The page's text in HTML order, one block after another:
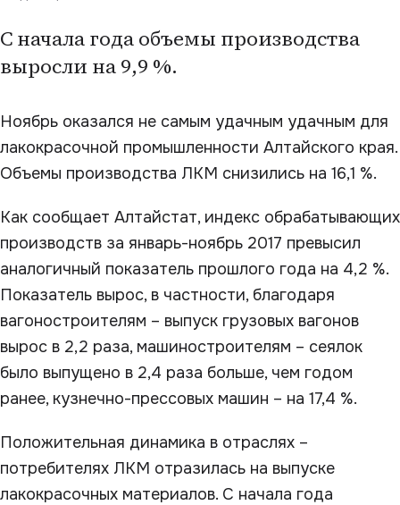
С начала года объемы производства
выросли на 9,9 %.
Ноябрь оказался не самым удачным удачным для
лакокрасочной промышленности Алтайского края.
Объемы производства ЛКМ снизились на 16,1 %.
Как сообщает Алтайстат, индекс обрабатывающих
производств за январь-ноябрь 2017 превысил
аналогичный показатель прошлого года на 4,2 %.
Показатель вырос, в частности, благодаря
вагоностроителям – выпуск грузовых вагонов
вырос в 2,2 раза, машиностроителям – сеялок
было выпущено в 2,4 раза больше, чем годом
ранее, кузнечно-прессовых машин – на 17,4 %.
Положительная динамика в отраслях –
потребителях ЛКМ отразилась на выпуске
лакокрасочных материалов. С начала года